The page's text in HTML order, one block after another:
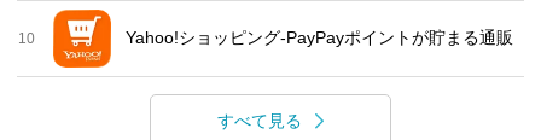
10 Yahoo!ショッピング-PayPayポイントが貯まる通販
すべて見る